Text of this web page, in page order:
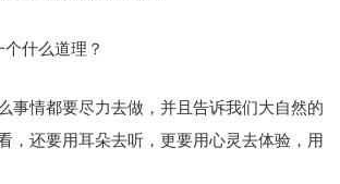
什么道理？
事情都要尽力去做，并且告诉我们大自然的
，还要用耳朵去听，更要用心灵去体验，用